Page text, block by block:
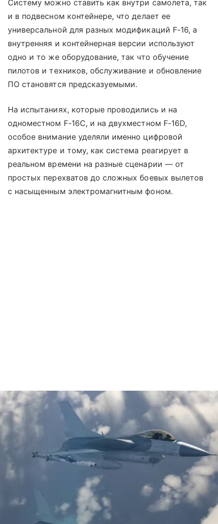
Систему можно ставить как внутри самолета, так
и в подвесном контейнере, что делает ее
универсальной для разных модификаций F-16, а
внутренняя и контейнерная версии используют
одно и то же оборудование, так что обучение
пилотов и техников, обслуживание и обновление
ПО становятся предсказуемыми.
На испытаниях, которые проводились и на
одноместном F-16C, и на двухместном F-16D,
особое внимание уделяли именно цифровой
архитектуре и тому, как система реагирует в
реальном времени на разные сценарии — от
простых перехватов до сложных боевых вылетов
с насыщенным электромагнитным фоном.